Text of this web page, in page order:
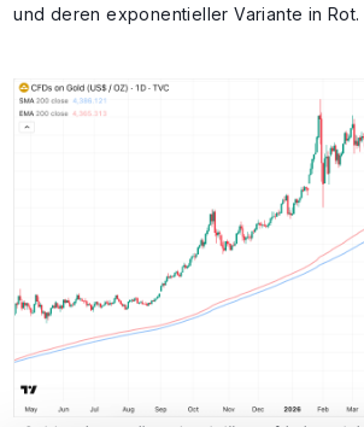
und deren exponentieller Variante in Rot.